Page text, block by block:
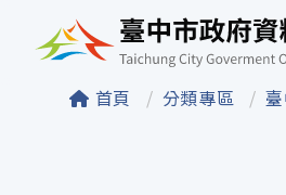
臺中市政
首頁 分類專區